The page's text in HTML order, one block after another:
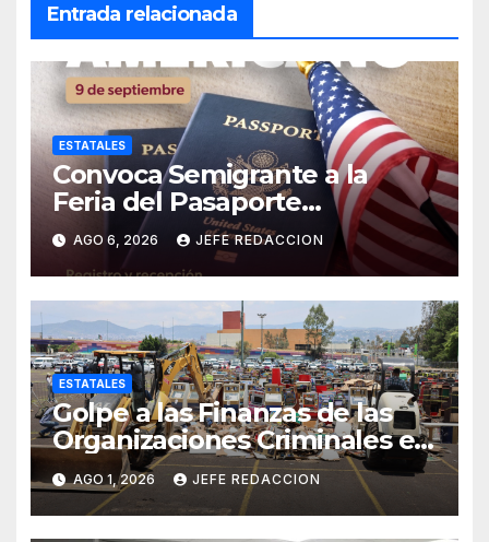
Entrada relacionada
ESTATALES
Convoca Semigrante a la
Feria del Pasaporte
Estadounidense 2026
AGO 6, 2026 JEFE REDACCION
ESTATALES
Golpe a las Finanzas de las
Organizaciones Criminales en
Operativos
Interinstitucionales
AGO 1, 2026 JEFE REDACCION